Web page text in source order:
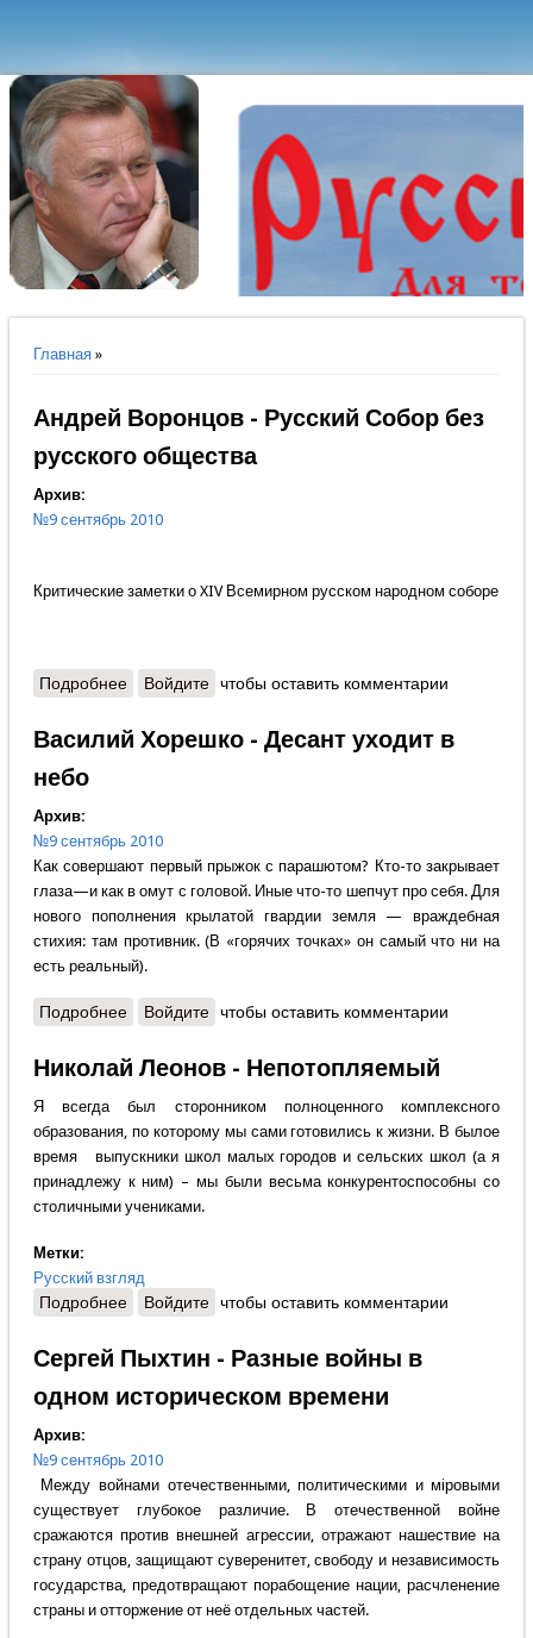
Вы здесь
Главная»
Андрей Воронцов - Русский Собор без
русского общества
Архив:
№9 сентябрь 2010
Критические заметки о XIV Всемирном русском народном соборе
Подробнеео Андрей Воронцов - Русский Собор без русского
Войдите чтобы оставить комментарии
Василий Хорешко - Десант уходит в
небо
Архив:
№9 сентябрь 2010
Как совершают первый прыжок с парашютом? Кто-то закрывает
глаза—и как в омут с головой. Иные что-то шепчут про себя. Для
нового пополнения крылатой гвардии земля — враждебная
стихия: там противник. (В «горячих точках» он самый что ни на
есть реальный).
Подробнеео Василий Хорешко - Десант уходит в небо
Войдите чтобы оставить комментарии
Николай Леонов - Непотопляемый
Я всегда был сторонником полноценного комплексного
образования, по которому мы сами готовились к жизни. В былое
время выпускники школ малых городов и сельских школ (а я
принадлежу к ним) – мы были весьма конкурентоспособны со
столичными учениками.
Метки:
Русский взгляд
Подробнеео Николай Леонов - Непотопляемый
Войдите чтобы оставить комментарии
Сергей Пыхтин - Разные войны в
одном историческом времени
Архив:
№9 сентябрь 2010
Между войнами отечественными, политическими и мiровыми
существует глубокое различие. В отечественной войне
сражаются против внешней агрессии, отражают нашествие на
страну отцов, защищают суверенитет, свободу и независимость
государства, предотвращают порабощение нации, расчленение
страны и отторжение от неё отдельных частей.